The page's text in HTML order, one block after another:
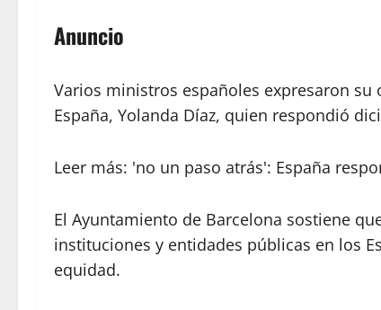
Anuncio
Varios ministros españoles expresaron
España, Yolanda Díaz, quien respondió
Leer más: 'no un paso atrás': España
El Ayuntamiento de Barcelona sostiene
instituciones y entidades públicas en los
equidad.